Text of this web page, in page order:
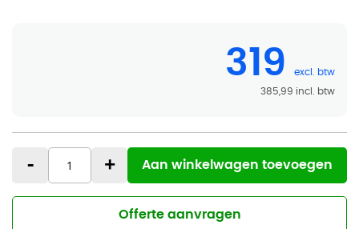
319
385,99
- + Aan winkelwagen toevoegen
Offerte aanvragen